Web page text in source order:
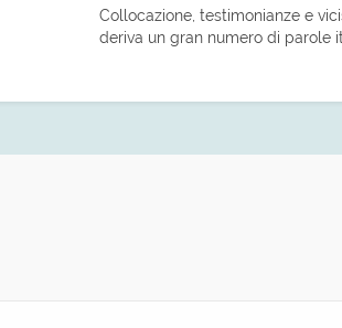
Collocazione, testimonianze e
deriva un gran numero di parole